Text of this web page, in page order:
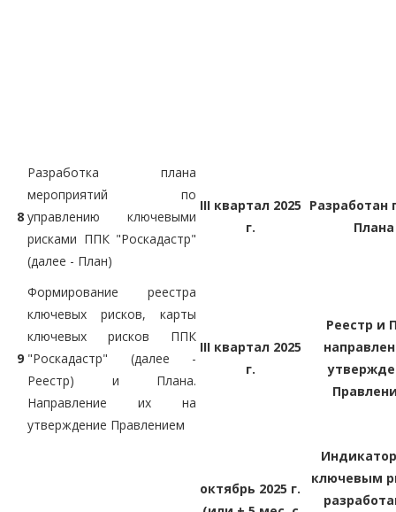
8
Разработка плана
мероприятий по
управлению ключевыми
рисками ППК "Роскадастр"
(далее - План)
III квартал 2025
г.
Разработан
Плана
9
Формирование реестра
ключевых рисков, карты
ключевых рисков ППК
"Роскадастр" (далее -
Реестр) и Плана.
Направление их на
утверждение Правлением
III квартал 2025
г.
Реестр и
октябрь 2025 г.
ключевым